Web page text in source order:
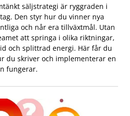
säljstrategi är ryggraden i
Den styr hur du vinner nya
och når era tillväxtmål. Utan
att springa i olika riktningar,
och splittrad energi. Här får du
du skriver och implementerar en
fungerar.